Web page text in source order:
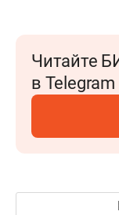
Читайте
в Telegram